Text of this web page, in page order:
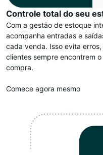
Controle total do seu
Com a gestão de estoque
acompanha entradas e
cada venda. Isso evita
clientes sempre encontrem
compra.
Comece agora mesmo